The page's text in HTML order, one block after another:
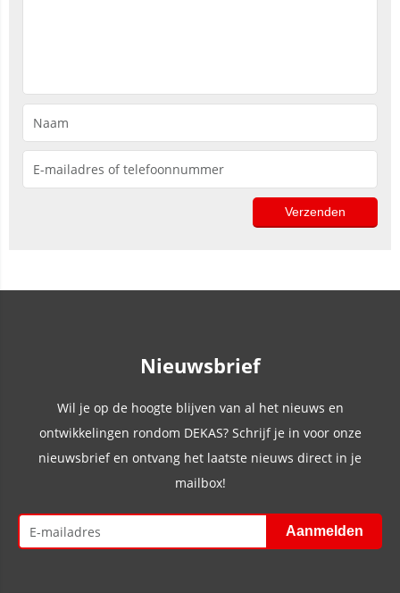
Nieuwsbrief
Wil je op de hoogte blijven van al het nieuws en
ontwikkelingen rondom DEKAS? Schrijf je in voor onze
nieuwsbrief en ontvang het laatste nieuws direct in je
mailbox!